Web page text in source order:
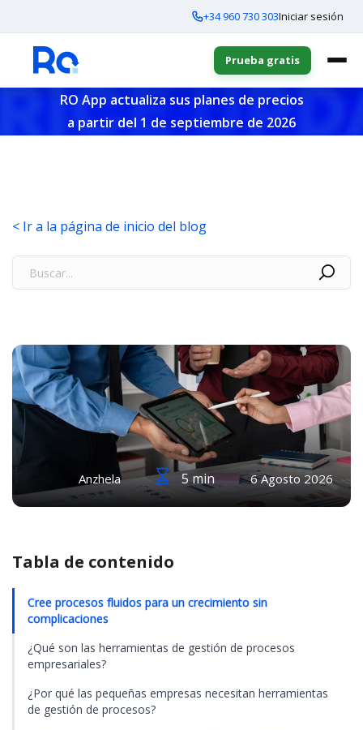
+34 960 730 303Iniciar sesión
Prueba gratis
RO App actualiza sus planes de precios
a partir del 1 de septiembre de 2026
< Ir a la página de inicio del blog
Anzhela 5 min 6 Agosto 2026
Tabla de contenido
Cree procesos fluidos para un crecimiento sin
complicaciones
¿Qué son las herramientas de gestión de procesos
empresariales?
¿Por qué las pequeñas empresas necesitan herramientas
de gestión de procesos?